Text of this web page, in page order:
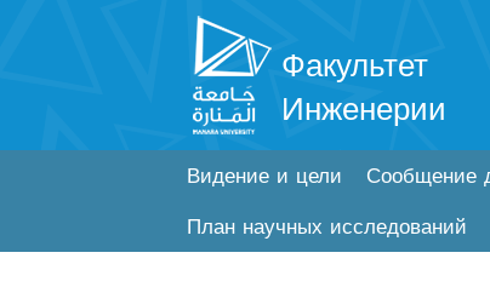
Факультет
Инженерии
Видение и цели Сообщение
План научных исследований